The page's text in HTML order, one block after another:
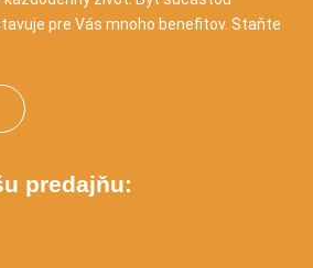
pre Vás mnoho benefitov. Staňte
predajňu: